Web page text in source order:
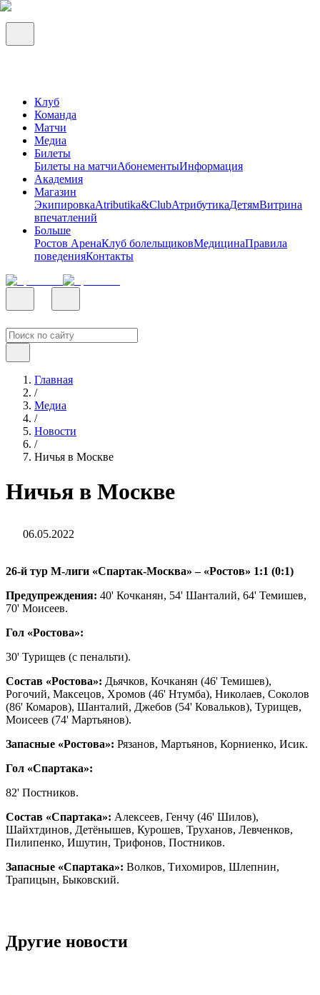
Клуб
Команда
Матчи
Медиа
Билеты
Билеты на матчиАбонементыИнформация
Академия
Магазин
ЭкипировкаAtributika&ClubАтрибутикаДетямВитрина
впечатлений
Больше
Ростов АренаКлуб болельщиковМедицинаПравила
поведенияКонтакты
Главная
/
Медиа
/
Новости
/
Ничья в Москве
Ничья в Москве
06.05.2022
26-й тур М-лиги «Спартак-Москва» – «Ростов» 1:1 (0:1)
Предупреждения: 40' Кочканян, 54' Шанталий, 64' Темишев,
70' Моисеев.
Гол «Ростова»:
30' Турищев (с пенальти).
Состав «Ростова»: Дьячков, Кочканян (46' Темишев),
Рогочий, Максецов, Хромов (46' Нтумба), Николаев, Соколов
(86' Комаров), Шанталий, Джебов (54' Ковальков), Турищев,
Моисеев (74' Мартьянов).
Запасные «Ростова»: Рязанов, Мартьянов, Корниенко, Исик.
Гол «Спартака»:
82' Постников.
Состав «Спартака»: Алексеев, Генчу (46' Шилов),
Шайхтдинов, Детёнышев, Курошев, Труханов, Левченков,
Пилипенко, Ишутин, Трифонов, Постников.
Запасные «Спартака»: Волков, Тихомиров, Шлепнин,
Трапицын, Быковский.
Другие новости